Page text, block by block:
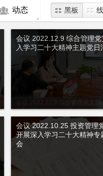
动态 黑板
会议 2022.12.9 综合管理党支
会议 2022.12.9 综合管理党
入学习二十大精神主题党日
会议 2022.10.25 投资管理
开展深入学习二十大精神专
会